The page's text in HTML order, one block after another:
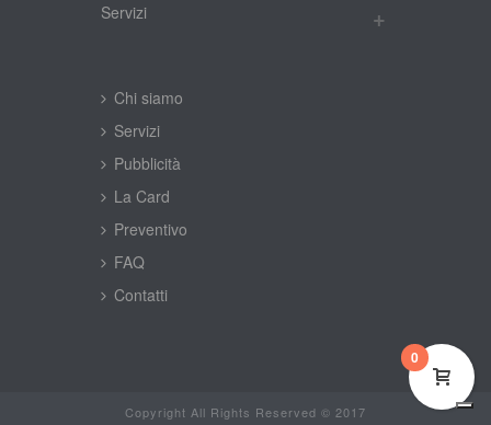
Servizi
Chi siamo
Servizi
Pubblicità
La Card
Preventivo
FAQ
Contatti
Copyright All Rights Reserved © 2017
0